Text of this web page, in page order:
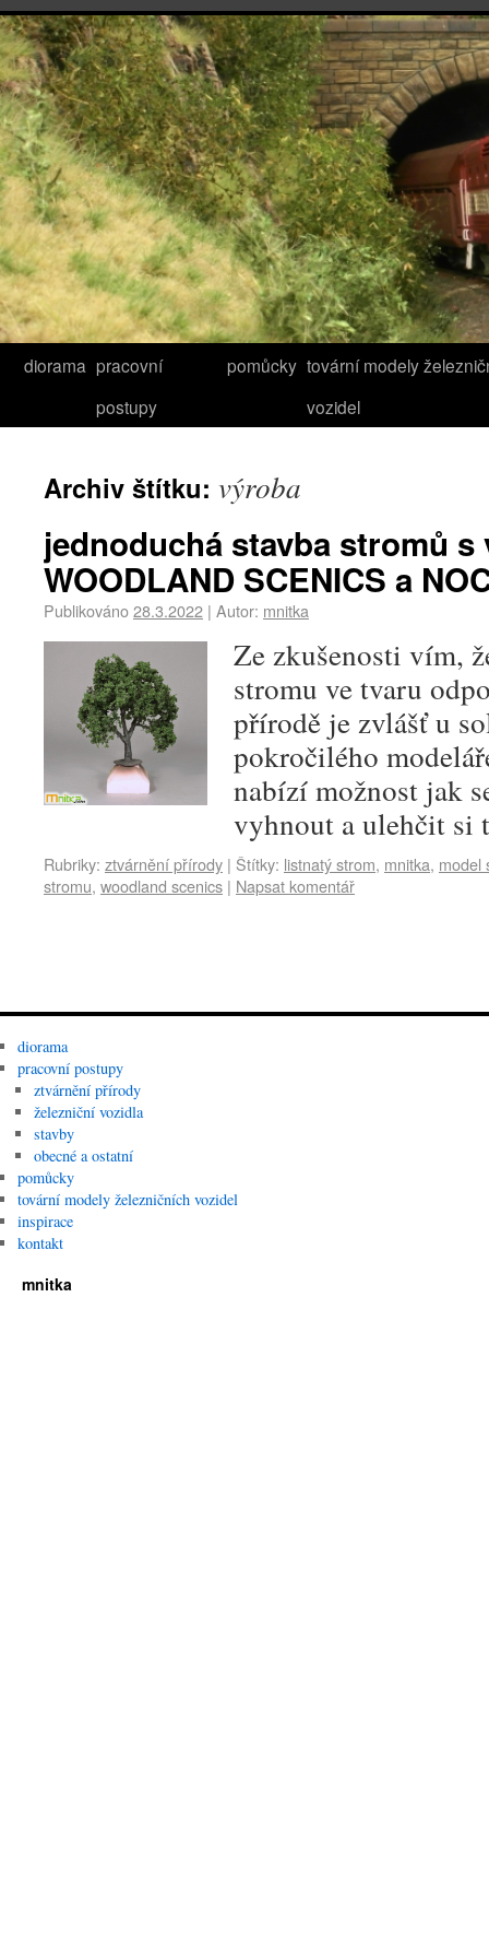
diorama pracovní
postupy
pomůcky tovární modely
vozidel
Archiv štítku: výroba
jednoduchá stavba stromů
WOODLAND SCENICS a
Publikováno28.3.2022 | Autor: mnitka
Ze zkušenosti vím,
stromu ve tvaru
přírodě je zvlášť u
pokročilého
nabízí možnost jak
vyhnout a ulehčit si
Rubriky: ztvárnění přírody | Štítky: listnatý strom, mnitka, model
stromu, woodland scenics | Napsat komentář
diorama
pracovní postupy
ztvárnění přírody
železniční vozidla
stavby
obecné a ostatní
pomůcky
tovární modely železničních vozidel
inspirace
kontakt
mnitka